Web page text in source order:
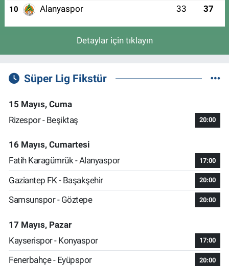
10 Alanyaspor 33 37
Detaylar için tıklayın
Süper Lig Fikstür
15 Mayıs, Cuma
Rizespor - Beşiktaş
20:00
16 Mayıs, Cumartesi
Fatih Karagümrük - Alanyaspor
17:00
Gaziantep FK - Başakşehir 20:00
Samsunspor - Göztepe 20:00
17 Mayıs, Pazar
Kayserispor - Konyaspor
17:00
Fenerbahçe - Eyüpspor 20:00